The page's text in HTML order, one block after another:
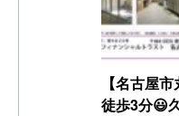
【名古屋
徒歩3分😃